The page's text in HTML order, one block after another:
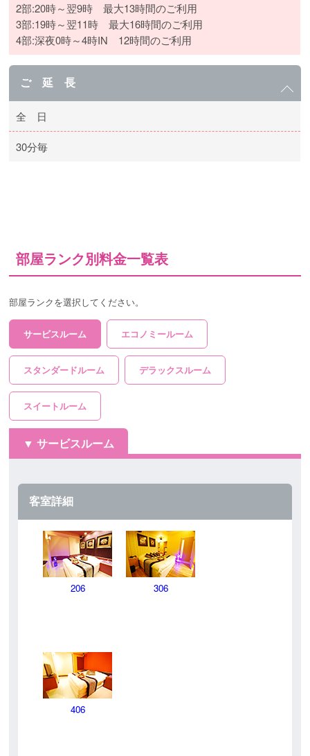
2部:20時～翌9時 最大13時間のご利用
3部:19時～翌11時 最大16時間のご利用
4部:深夜0時～4時IN 12時間のご利用
ご 延 長
全 日
30分毎
部屋ランク別料金一覧表
部屋ランクを選択してください。
サービスルーム エコノミールーム
スタンダードルーム デラックスルーム
スイートルーム
サービスルーム
客室詳細
206 306
406